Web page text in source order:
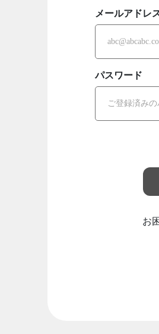
メールアドレ
パスワード
お